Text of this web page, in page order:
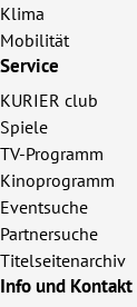
Klima
Mobilität
Service
KURIER club
Spiele
TV-Programm
Kinoprogramm
Eventsuche
Partnersuche
Titelseitenarchiv
Info und Kontakt